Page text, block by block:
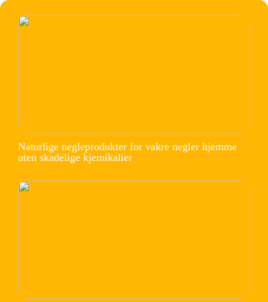
Naturlige negleprodukter for vakre negler hjemme
uten skadelige kjemikalier